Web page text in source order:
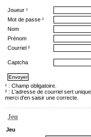
Joueur ¹
Mot de passe ¹
Nom
Prénom
Courriel ²
Captcha
¹ : Champ obligatoire.
² : L'adresse de courriel sert
merci d'en saisir une correcte.
Jeu
Jeu